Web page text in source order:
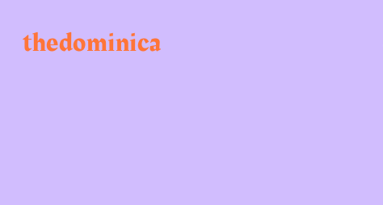
content
thedominica